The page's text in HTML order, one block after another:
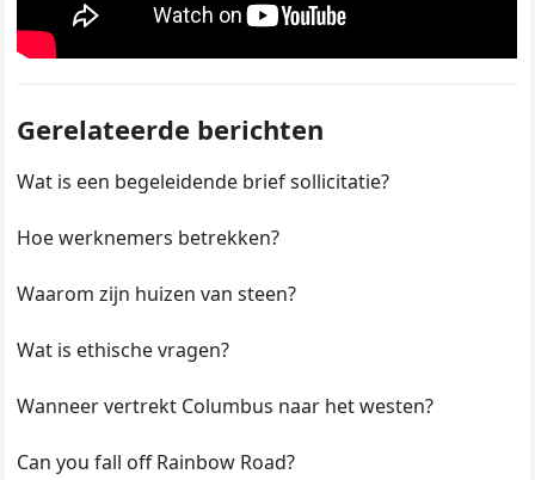
Gerelateerde berichten
Wat is een begeleidende brief sollicitatie?
Hoe werknemers betrekken?
Waarom zijn huizen van steen?
Wat is ethische vragen?
Wanneer vertrekt Columbus naar het westen?
Can you fall off Rainbow Road?